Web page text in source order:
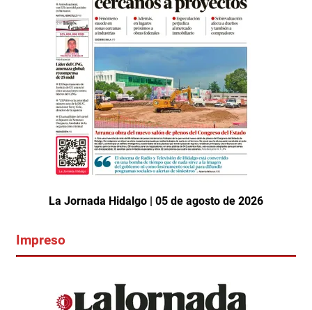
La Jornada Hidalgo | 05 de agosto de 2026
Impreso